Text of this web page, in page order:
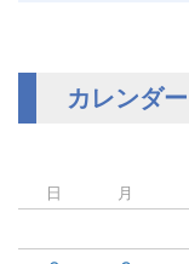
カレンダー
日 月